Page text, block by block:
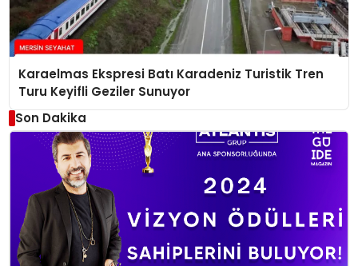
Karaelmas Ekspresi Batı Karadeniz Turistik Tren
Turu Keyifli Geziler Sunuyor
Son Dakika